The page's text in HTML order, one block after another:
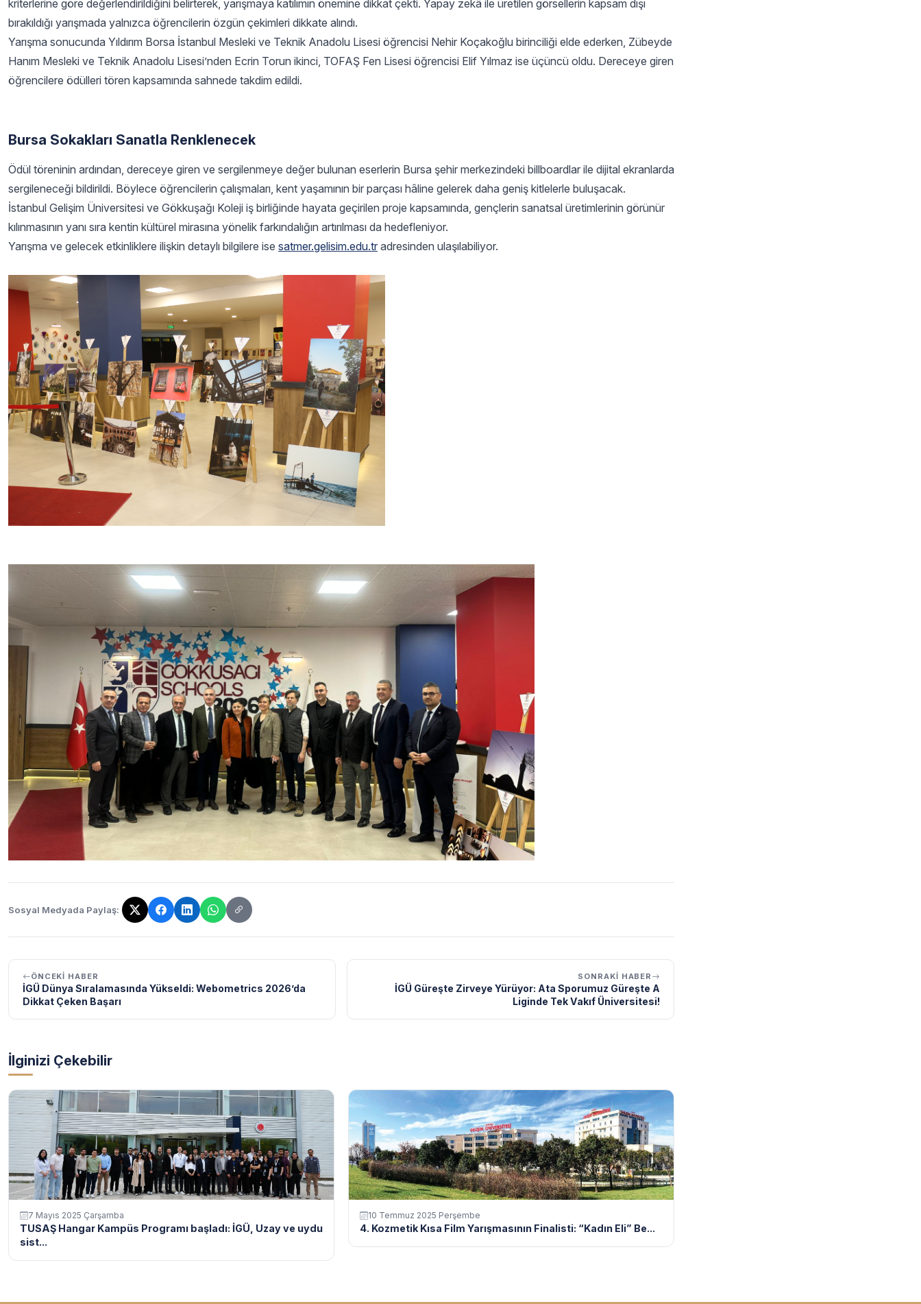
kriterlerine göre değerlendirildiğini belirterek, yarışmaya katılımın önemine dikkat çekti. Yapay zekâ ile üretilen görsellerin kapsam dışı
bırakıldığı yarışmada yalnızca öğrencilerin özgün çekimleri dikkate alındı.
Yarışma sonucunda Yıldırım Borsa İstanbul Mesleki ve Teknik Anadolu Lisesi öğrencisi Nehir Koçakoğlu birinciliği elde ederken, Zübeyde
Hanım Mesleki ve Teknik Anadolu Lisesi’nden Ecrin Torun ikinci, TOFAŞ Fen Lisesi öğrencisi Elif Yılmaz ise üçüncü oldu. Dereceye giren
öğrencilere ödülleri tören kapsamında sahnede takdim edildi.
Bursa Sokakları Sanatla Renklenecek
Ödül töreninin ardından, dereceye giren ve sergilenmeye değer bulunan eserlerin Bursa şehir merkezindeki billboardlar ile dijital ekranlarda
sergileneceği bildirildi. Böylece öğrencilerin çalışmaları, kent yaşamının bir parçası hâline gelerek daha geniş kitlelerle buluşacak.
İstanbul Gelişim Üniversitesi ve Gökkuşağı Koleji iş birliğinde hayata geçirilen proje kapsamında, gençlerin sanatsal üretimlerinin görünür
kılınmasının yanı sıra kentin kültürel mirasına yönelik farkındalığın artırılması da hedefleniyor.
Yarışma ve gelecek etkinliklere ilişkin detaylı bilgilere ise satmer.gelisim.edu.tr adresinden ulaşılabiliyor.
Sosyal Medyada Paylaş:
Bağlantı kopyalandı!
ÖNCEKI HABER
İGÜ Dünya Sıralamasında Yükseldi: Webometrics 2026’da
Dikkat Çeken Başarı
SONRAKI HABER
İGÜ Güreşte Zirveye Yürüyor: Ata Sporumuz Güreşte A
Liginde Tek Vakıf Üniversitesi!
İlginizi Çekebilir
7 Mayıs 2025 Çarşamba
TUSAŞ Hangar Kampüs Programı başladı: İGÜ, Uzay ve uydu
sist...
10 Temmuz 2025 Perşembe
4. Kozmetik Kısa Film Yarışmasının Finalisti: “Kadın Eli” Be...